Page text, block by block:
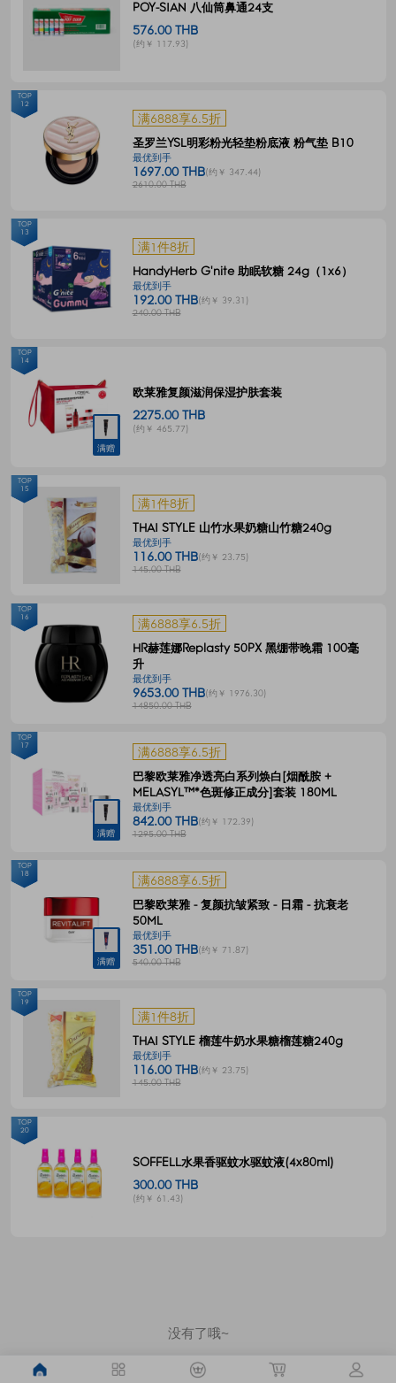
POY-SIAN 八仙筒鼻通24支
576.00 THB
(约￥ 117.93)
满6888享6.5折
圣罗兰YSL明彩粉光轻垫粉底液 粉气垫 B10
最优到手
1697.00 THB(约￥ 347.44)
2610.00 THB
TOP
12
满1件8折
HandyHerb G'nite 助眠软糖 24g（1x6）
最优到手
192.00 THB(约￥ 39.31)
240.00 THB
TOP
13
满赠
欧莱雅复颜滋润保湿护肤套装
2275.00 THB
(约￥ 465.77)
TOP
14
满1件8折
THAI STYLE 山竹水果奶糖山竹糖240g
最优到手
116.00 THB(约￥ 23.75)
145.00 THB
TOP
15
满6888享6.5折
HR赫莲娜Replasty 50PX 黑绷带晚霜 100毫
升
最优到手
9653.00 THB(约￥ 1976.30)
14850.00 THB
TOP
16
满赠
满6888享6.5折
巴黎欧莱雅净透亮白系列焕白[烟酰胺 +
MELASYL™*色斑修正成分]套装 180ML
最优到手
842.00 THB(约￥ 172.39)
1295.00 THB
TOP
17
满赠
满6888享6.5折
巴黎欧莱雅 - 复颜抗皱紧致 - 日霜 - 抗衰老
50ML
最优到手
351.00 THB(约￥ 71.87)
540.00 THB
TOP
18
满1件8折
THAI STYLE 榴莲牛奶水果糖榴莲糖240g
最优到手
116.00 THB(约￥ 23.75)
145.00 THB
TOP
19
SOFFELL水果香驱蚊水驱蚊液(4x80ml)
300.00 THB
(约￥ 61.43)
TOP
20
没有了哦~